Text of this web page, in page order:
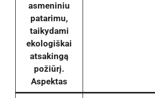
asmeniniu
patarimu,
taikydami
ekologiškai
atsakingą
požiūrį.
Aspektas